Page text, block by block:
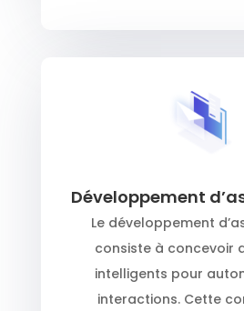
Développement
Le développement
consiste à concevoir
intelligents pour
interactions. Cette